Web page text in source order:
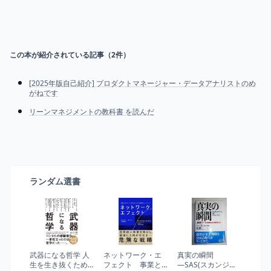
この本が紹介されている記事（2件）
[2025年版自己紹介] プロダクトマネージャー・データアナリストのめ
がねです
リーンマネジメントの教科書 を読んだ
ランダム選書
武器になる哲学 人
生を生き抜くため
ネットワーク・エ
フェクト 事業と
真実の瞬間
―SAS(スカンジナ